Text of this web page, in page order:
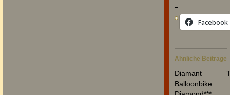
Facebook
Ähnliche Beiträge
Diamant